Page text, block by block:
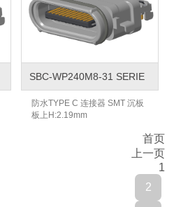
SBC-WP240M8-31 SERIE
防水TYPE C 连接器 SMT 沉板
板上H:2.19mm
首页
上一页
1
2